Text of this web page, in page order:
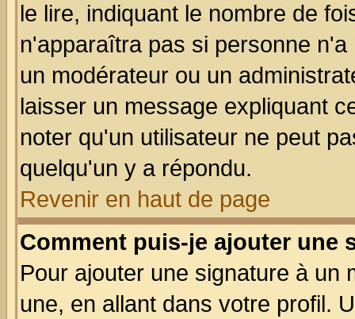
le lire, indiquant le nombre de
n'apparaîtra pas si personne
un modérateur ou un
laisser un message expliquant
noter qu'un utilisateur ne peut
quelqu'un y a répondu.
Revenir en haut de page
Comment puis-je ajouter une
Pour ajouter une signature à un
une, en allant dans votre profil.